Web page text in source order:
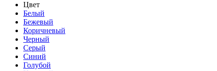
Цвет
Белый
Бежевый
Коричневый
Черный
Серый
Синий
Голубой